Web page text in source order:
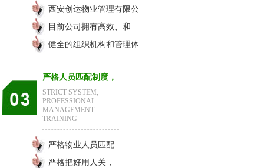
西安创达物业管理有限公
司一直视人才为企业生
命；
目前公司拥有高效、和
谐、协作的团队以及各类
健全的组织机构和管理体
理目标责任状是您安全的
保障！
严格人员匹配制度，
专业化管理培训
STRICT SYSTEM,
PROFESSIONAL
MANAGEMENT
TRAINING
严格物业人员匹配
制度，专业化管理
严格把好用人关，